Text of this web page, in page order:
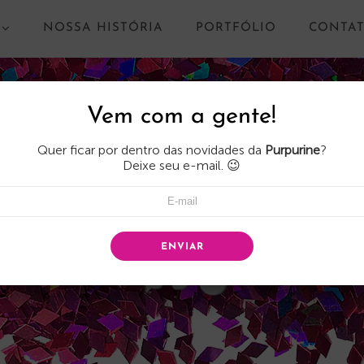
NOSSA HISTÓRIA PORTFÓLIO
Vem com a gente!
Quer ficar por dentro das novidades da Purpurine?
Deixe seu e-mail. 😉
ENVIAR